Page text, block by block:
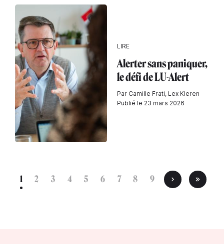
LIRE
Alerter sans paniquer,
le défi de LU-Alert
Par Camille Frati, Lex Kleren
Publié le 23 mars 2026
1 2 3 4 5 6 7 8 9